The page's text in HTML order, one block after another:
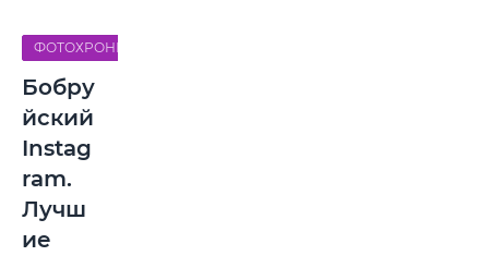
ФОТОХРОНИКА
Бобру
йский
Instag
ram.
Лучш
ие